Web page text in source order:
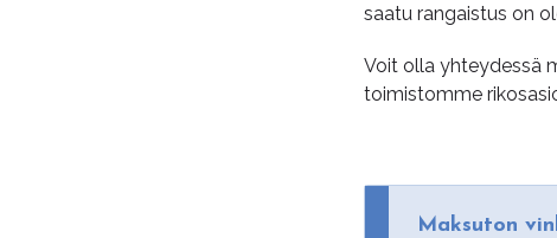
saatu rangaistus on
Voit olla yhteydessä
toimistomme
Maksuton